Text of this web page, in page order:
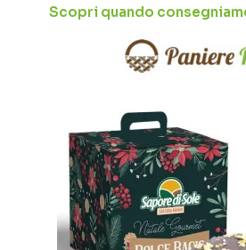
Scopri quando